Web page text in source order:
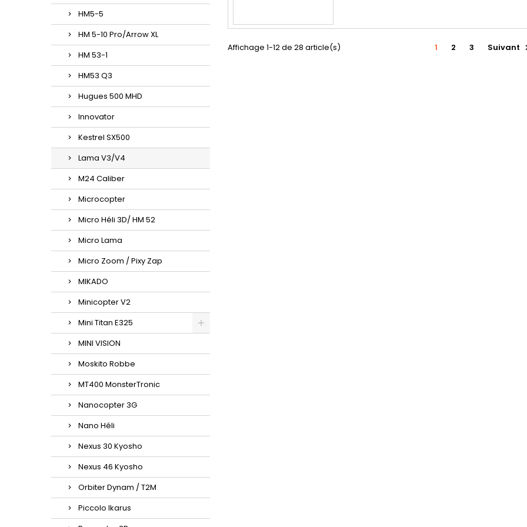
HM5-5
HM 5-10 Pro/Arrow XL
HM 53-1
HM53 Q3
Hugues 500 MHD
Innovator
Kestrel SX500
Lama V3/V4
M24 Caliber
Microcopter
Micro Héli 3D/ HM 52
Micro Lama
Micro Zoom / Pixy Zap
MIKADO
Minicopter V2
Mini Titan E325
MINI VISION
Moskito Robbe
MT400 MonsterTronic
Nanocopter 3G
Nano Héli
Nexus 30 Kyosho
Nexus 46 Kyosho
Orbiter Dynam / T2M
Piccolo Ikarus
Affichage 1-12 de 28 article(s) 1 2 3 Suivant